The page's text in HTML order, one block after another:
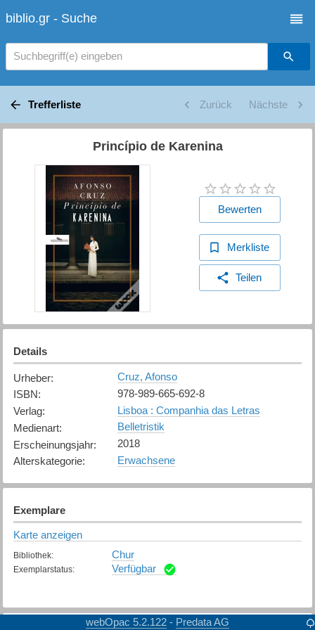
biblio.gr - Suche
Suchbegriff(e) eingeben
Trefferliste Zurück Nächste
Princípio de Karenina
Bewerten
Merkliste
Teilen
Details
Urheber:
Cruz, Afonso
ISBN:
978-989-665-692-8
Verlag:
Lisboa : Companhia das Letras
Medienart:
Belletristik
Erscheinungsjahr:
2018
Alterskategorie: Erwachsene
Exemplare
Karte anzeigen
Bibliothek: Chur
Exemplarstatus: Verfügbar
webOpac 5.2.122 - Predata AG